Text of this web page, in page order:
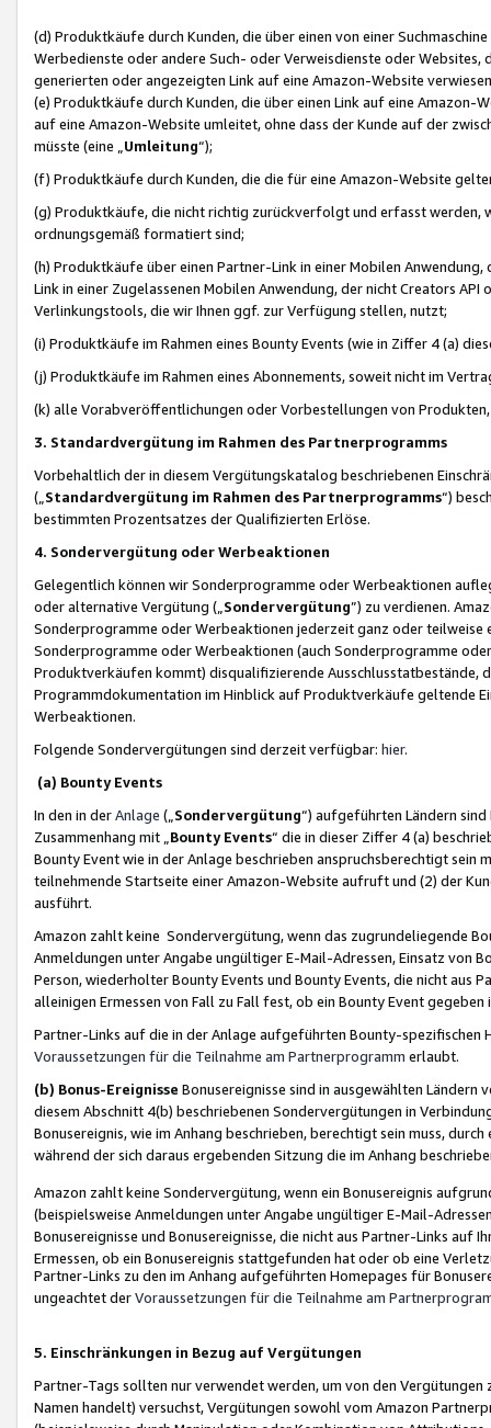
(d) Produktkäufe durch Kunden, die über einen von einer
Werbedienste oder andere Such- oder Verweisdienste oder Websites,
generierten oder angezeigten Link auf eine Amazon-Website
(e) Produktkäufe durch Kunden, die über einen Link auf eine
auf eine Amazon-Website umleitet, ohne dass der Kunde auf der
müsste (eine „ Umleitung“);
(f) Produktkäufe durch Kunden, die die für eine Amazon-Website
(g) Produktkäufe, die nicht richtig zurückverfolgt und erfasst werden,
ordnungsgemäß formatiert sind;
(h) Produktkäufe über einen Partner-Link in einer Mobilen
Link in einer Zugelassenen Mobilen Anwendung, der nicht Creators
Verlinkungstools, die wir Ihnen ggf. zur Verfügung stellen, nutzt;
(i) Produktkäufe im Rahmen eines Bounty Events (wie in Ziffer 4 (a)
(j) Produktkäufe im Rahmen eines Abonnements, soweit nicht im
(k) alle Vorabveröffentlichungen oder Vorbestellungen von
3. Standardvergütung im Rahmen des Partnerprogramms
Vorbehaltlich der in diesem Vergütungskatalog beschriebenen
(„ Standardvergütung im Rahmen des Partnerprogramms“)
bestimmten Prozentsatzes der Qualifizierten Erlöse.
4. Sondervergütung oder Werbeaktionen
Gelegentlich können wir Sonderprogramme oder Werbeaktionen
oder alternative Vergütung („ Sondervergütung”) zu verdienen.
Sonderprogramme oder Werbeaktionen jederzeit ganz oder
Sonderprogramme oder Werbeaktionen (auch Sonderprogramme
Produktverkäufen kommt) disqualifizierende Ausschlusstatbestände,
Programmdokumentation im Hinblick auf Produktverkäufe geltende
Werbeaktionen.
Folgende Sondervergütungen sind derzeit verfügbar: hier.
(a) Bounty Events
In den in derAnlage („ Sondervergütung“) aufgeführten Ländern
Zusammenhang mit „ Bounty Events“ die in dieser Ziffer 4 (a)
Bounty Event wie in der Anlage beschrieben anspruchsberechtigt sein
teilnehmende Startseite einer Amazon-Website aufruft und (2) der
ausführt.
Amazon zahlt keine Sondervergütung, wenn das zugrundeliegende
Anmeldungen unter Angabe ungültiger E-Mail-Adressen, Einsatz von
Person, wiederholter Bounty Events und Bounty Events, die nicht
alleinigen Ermessen von Fall zu Fall fest, ob ein Bounty Event
Partner-Links auf die in der Anlage aufgeführten Bounty-spezifischen
Voraussetzungen für die Teilnahme am Partnerprogramm erlaubt.
(b) Bonus-Ereignisse Bonusereignisse sind in ausgewählten Ländern
diesem Abschnitt 4(b) beschriebenen Sondervergütungen in
Bonusereignis, wie im Anhang beschrieben, berechtigt sein muss,
während der sich daraus ergebenden Sitzung die im Anhang
Amazon zahlt keine Sondervergütung, wenn ein Bonusereignis
(beispielsweise Anmeldungen unter Angabe ungültiger E-Mail-
Bonusereignisse und Bonusereignisse, die nicht aus Partner-Links auf
Ermessen, ob ein Bonusereignis stattgefunden hat oder ob eine
Partner-Links zu den im Anhang aufgeführten Homepages für
ungeachtet derVoraussetzungen für die Teilnahme am
5. Einschränkungen in Bezug auf Vergütungen
Partner-Tags sollten nur verwendet werden, um von den
Namen handelt) versuchst, Vergütungen sowohl vom Amazon